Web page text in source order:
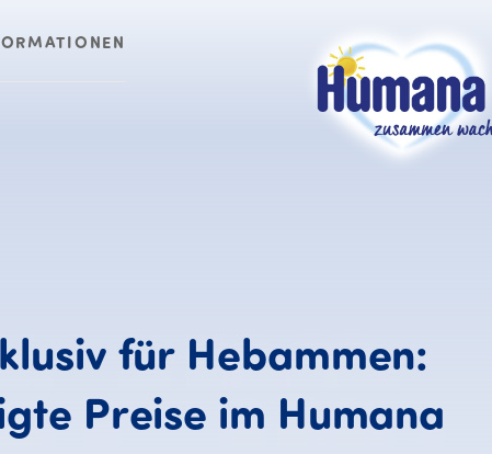
für Hebammen:
Preise im Humana